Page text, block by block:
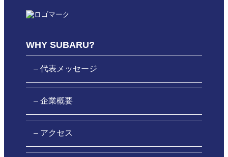
WHY SUBARU?
– 代表メッセージ
– 企業概要
– アクセス